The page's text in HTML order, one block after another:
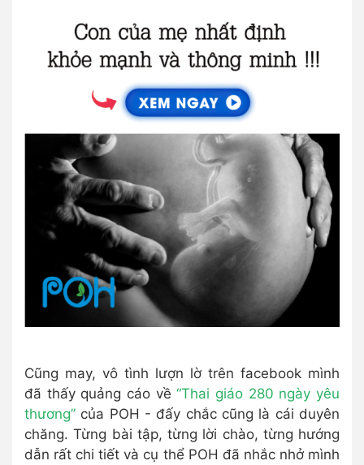
Cũng may, vô tình lượn lờ trên facebook mình
đã thấy quảng cáo về“Thai giáo 280 ngày yêu
thương” của POH - đấy chắc cũng là cái duyên
chăng. Từng bài tập, từng lời chào, từng hướng
dẫn rất chi tiết và cụ thể POH đã nhắc nhở mình